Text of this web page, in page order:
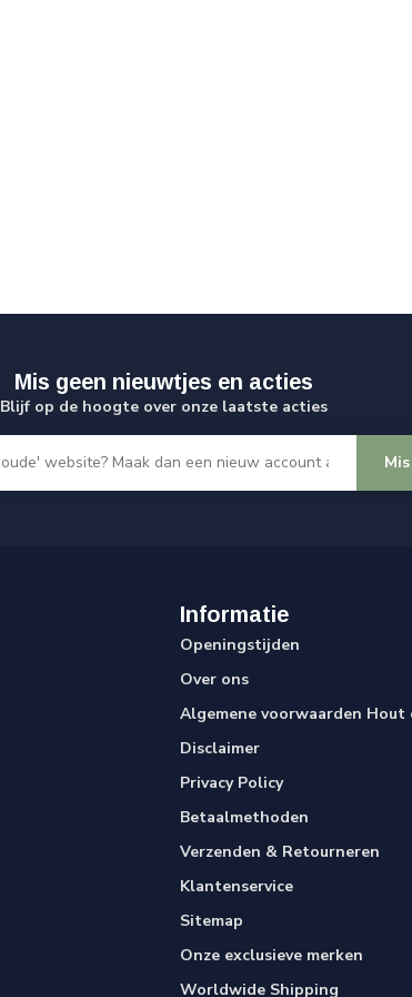
Mis geen nieuwtjes en acties
Blijf op de hoogte over onze laatste acties
Informatie
Openingstijden
Over ons
Algemene voorwaarden Hout
Disclaimer
Privacy Policy
Betaalmethoden
Verzenden & Retourneren
Klantenservice
Sitemap
Onze exclusieve merken
Worldwide Shipping